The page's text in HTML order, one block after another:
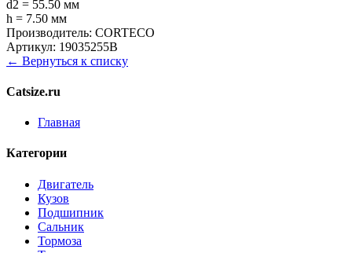
d2 = 55.50 мм
h = 7.50 мм
Производитель: CORTECO
Артикул: 19035255B
← Вернуться к списку
Catsize.ru
Главная
Категории
Двигатель
Кузов
Подшипник
Сальник
Тормоза